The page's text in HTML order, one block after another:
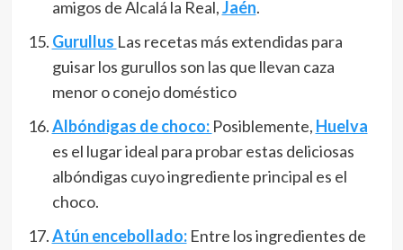
amigos de Alcalá la Real,Jaén.
Gurullus Las recetas más extendidas para
guisar los gurullos son las que llevan caza
menor o conejo doméstico
Albóndigas de choco: Posiblemente, Huelva
es el lugar ideal para probar estas deliciosas
albóndigas cuyo ingrediente principal es el
choco.
Atún encebollado: Entre los ingredientes de